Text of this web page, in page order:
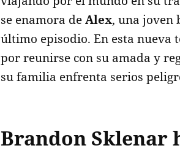
se enamora deAlex, una joven
último episodio. En esta nueva
por reunirse con su amada y
su familia enfrenta serios
Brandon Sklenar